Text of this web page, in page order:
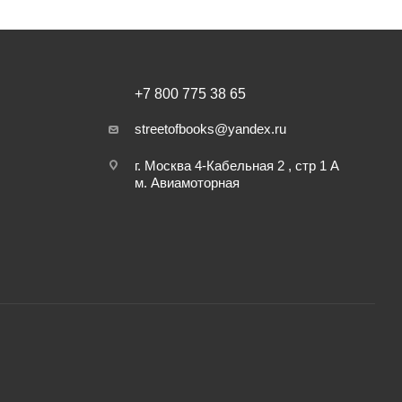
+7 800 775 38 65
streetofbooks@yandex.ru
г. Москва 4-Кабельная 2 , стр 1 А
м. Авиамоторная